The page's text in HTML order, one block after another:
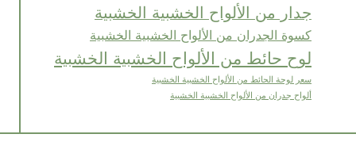
جدار من الألواح الخشبية الخشبية
كسوة الجدران من الألواح الخشبية الخشبية
لوح حائط من الألواح الخشبية الخشبية
سعر لوحة الحائط من الألواح الخشبية الخشبية
ألواح جدران من الألواح الخشبية الخشبية